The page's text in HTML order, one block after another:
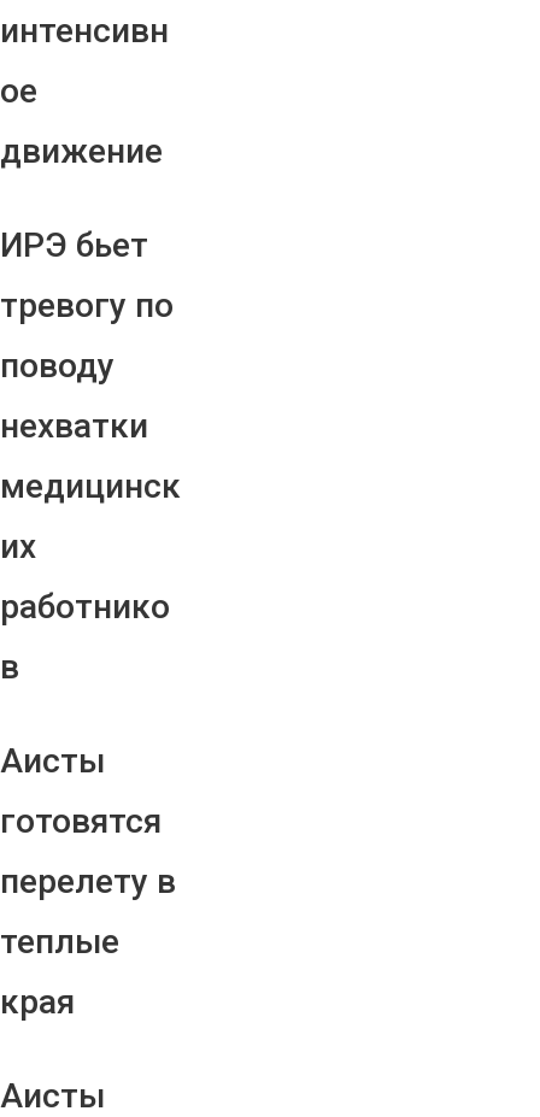
интенсивн
ое
движение
ИРЭ бьет
тревогу по
поводу
нехватки
медицинск
их
работнико
в
Аисты
готовятся
перелету в
теплые
края
Аисты